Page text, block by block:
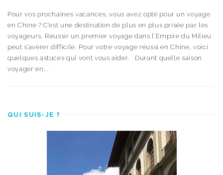
Pour vos prochaines vacances, vous avez opté pour un voyage
en Chine ? C’est une destination de plus en plus prisée par les
voyageurs. Réussir un premier voyage dans l’Empire du Milieu
peut s’avérer difficile. Pour votre voyage réussi en Chine, voici
quelques astuces qui vont vous aider. Durant quelle saison
voyager en...
QUI SUIS-JE ?